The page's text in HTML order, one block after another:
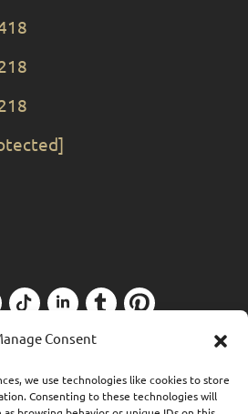
Consent
we use technologies like cookies to store
Consenting to these technologies will
| Designed by Forthright